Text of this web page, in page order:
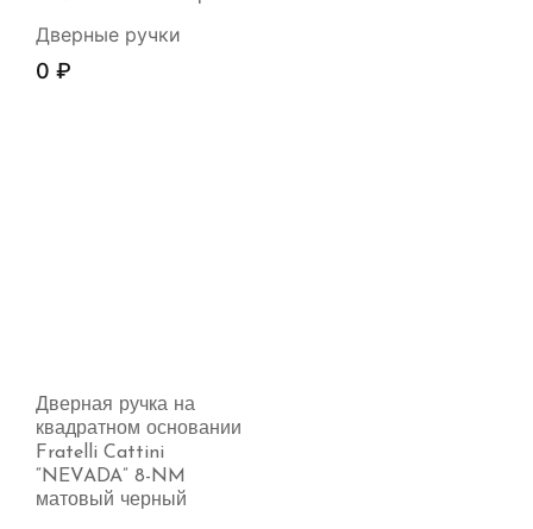
Дверные ручки
0 ₽
Дверная ручка на
квадратном основании
Fratelli Cattini
“NEVADA” 8-NM
матовый черный